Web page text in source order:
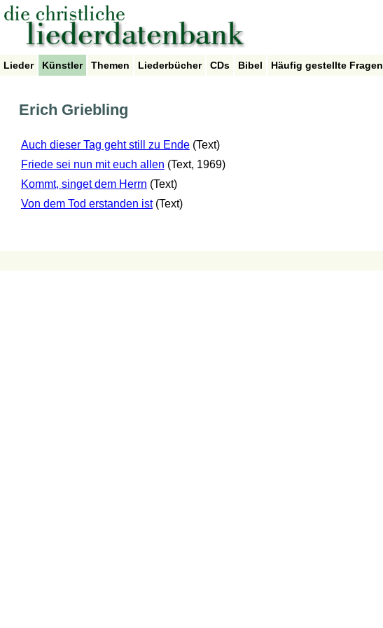
Lieder Künstler Themen Liederbücher CDs Bibel Häufig gestellte Fragen
Erich Griebling
Auch dieser Tag geht still zu Ende (Text)
Friede sei nun mit euch allen (Text, 1969)
Kommt, singet dem Herrn (Text)
Von dem Tod erstanden ist (Text)